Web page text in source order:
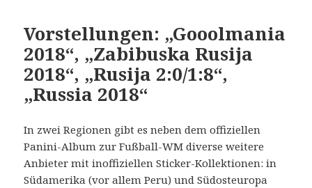
Vorstellungen: „Gooolmania
2018“, „Zabibuska Rusija
2018“, „Rusija 2:0/1:8“,
„Russia 2018“
In zwei Regionen gibt es neben dem offiziellen
Panini-Album zur Fußball-WM diverse weitere
Anbieter mit inoffiziellen Sticker-Kollektionen: in
Südamerika (vor allem Peru) und Südosteuropa